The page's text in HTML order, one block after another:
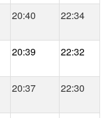
20:40 22:34
20:39 22:32
20:37 22:30